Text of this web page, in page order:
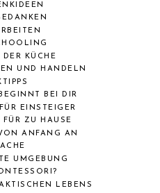
KÜCHE
UND HANDELN
BEI DIR
EINSTEIGER
ZU HAUSE
ANFANG AN
UMGEBUNG
LEBENS